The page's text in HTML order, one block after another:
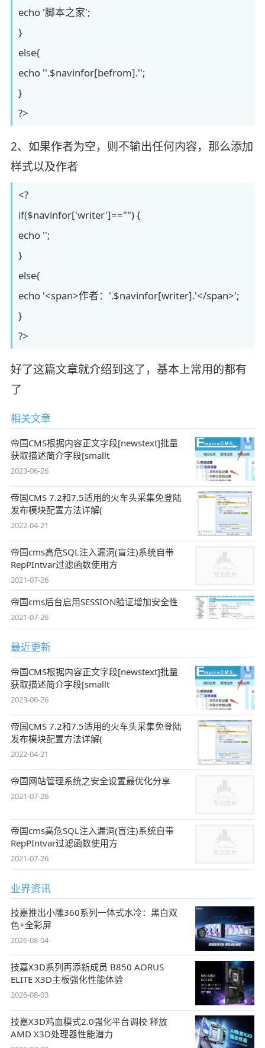
echo '脚本之家';
}
else{
echo ''.$navinfor[befrom].'';
}
?>
2、如果作者为空，则不输出任何内容，那么添加
样式以及作者
<?
if($navinfor['writer']=="") {
echo '';
}
else{
echo '<span>作者：'.$navinfor[writer].'</span>';
}
?>
好了这篇文章就介绍到这了，基本上常用的都有
了
相关文章
帝国CMS根据内容正文字段[newstext]批量
获取描述简介字段[smallt
2023-06-26
帝国CMS 7.2和7.5适用的火车头采集免登陆
发布模块配置方法详解(
2022-04-21
帝国cms高危SQL注入漏洞(盲注)系统自带
RepPIntvar过滤函数使用方
2021-07-26
帝国cms后台启用SESSION验证增加安全性
2021-07-26
最近更新
帝国CMS根据内容正文字段[newstext]批量
获取描述简介字段[smallt
2023-06-26
帝国CMS 7.2和7.5适用的火车头采集免登陆
发布模块配置方法详解(
2022-04-21
帝国网站管理系统之安全设置最优化分享
2021-07-26
帝国cms高危SQL注入漏洞(盲注)系统自带
RepPIntvar过滤函数使用方
2021-07-26
业界资讯
技嘉推出小雕360系列一体式水冷：黑白双
色+全彩屏
2026-08-04
技嘉X3D系列再添新成员 B850 AORUS
ELITE X3D主板强化性能体验
2026-08-03
技嘉X3D鸡血模式2.0强化平台调校 释放
AMD X3D处理器性能潜力